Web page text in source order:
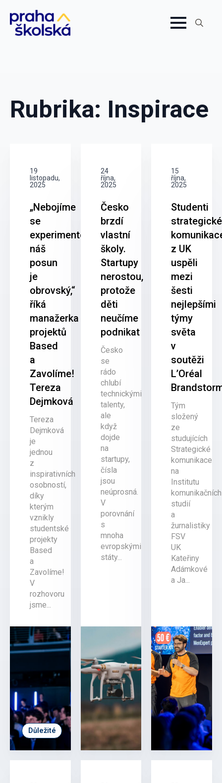
Rubrika: Inspirace
19
listopadu,
2025
„Nebojíme
se
experimentovat,
náš
posun
je
obrovský,“
říká
manažerka
projektů
Based
a
Zavolíme!
Tereza
Dejmková
Tereza
Dejmková
je
jednou
z
inspirativních
osobností,
díky
kterým
vznikly
studentské
projekty
Based
a
Zavolíme!
V
rozhovoru
jsme...
Důležité
24
října,
2025
Česko
brzdí
vlastní
školy.
Startupy
nerostou,
protože
děti
neučíme
podnikat
Česko
se
rádo
chlubí
technickými
talenty,
ale
když
dojde
na
startupy,
čísla
jsou
neúprosná.
V
porovnání
s
mnoha
evropskými
státy...
15
října,
2025
Studenti
strategické
z UK
uspěli
mezi
šesti
nejlepšími
týmy
světa
v
soutěži
L’Oréal
Tým
složený
ze
studujících
Strategické
komunikace
na
Institutu
komunikačních
studií
a
žurnalistiky
FSV
UK
Kateřiny
Adámkové
a Ja...